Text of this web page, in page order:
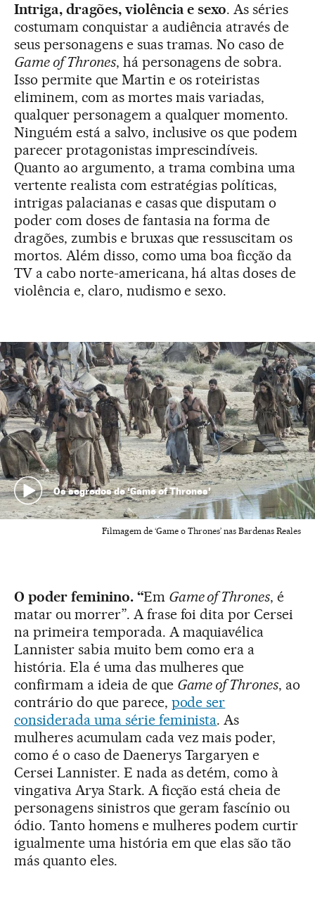
Intriga, dragões, violência e sexo. As séries
costumam conquistar a audiência através de
seus personagens e suas tramas. No caso de
Game of Thrones, há personagens de sobra.
Isso permite que Martin e os roteiristas
eliminem, com as mortes mais variadas,
qualquer personagem a qualquer momento.
Ninguém está a salvo, inclusive os que podem
parecer protagonistas imprescindíveis.
Quanto ao argumento, a trama combina uma
vertente realista com estratégias políticas,
intrigas palacianas e casas que disputam o
poder com doses de fantasia na forma de
dragões, zumbis e bruxas que ressuscitam os
mortos. Além disso, como uma boa ficção da
TV a cabo norte-americana, há altas doses de
violência e, claro, nudismo e sexo.
Os segredos de ‘Game of Thrones’
Filmagem de ‘Game o Thrones’ nas Bardenas Reales
O poder feminino. “Em Game of Thrones, é
matar ou morrer”. A frase foi dita por Cersei
na primeira temporada. A maquiavélica
Lannister sabia muito bem como era a
história. Ela é uma das mulheres que
confirmam a ideia de que Game of Thrones, ao
contrário do que parece, pode ser
considerada uma série feminista. As
mulheres acumulam cada vez mais poder,
como é o caso de Daenerys Targaryen e
Cersei Lannister. E nada as detém, como à
vingativa Arya Stark. A ficção está cheia de
personagens sinistros que geram fascínio ou
ódio. Tanto homens e mulheres podem curtir
igualmente uma história em que elas são tão
más quanto eles.